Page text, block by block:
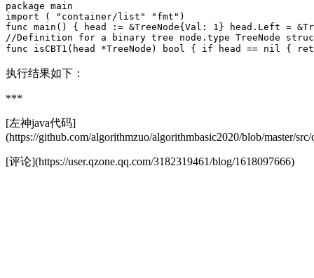
package main
import ( "container/list" "fmt" )
func main () { head := &TreeNode{Val: 1 } head.Left =
//Definition for a binary tree node. type TreeNode
func
isCBT1 (head *TreeNode) bool { if head == nil {
执行结果如下：
***
[左神java代码]
(https://github.com/algorithmzuo/algorithmbasic2020/blob/master/
[评论](https://user.qzone.qq.com/3182319461/blog/1618097666)